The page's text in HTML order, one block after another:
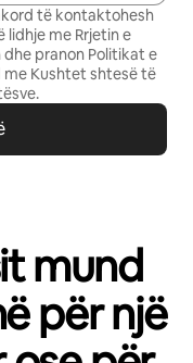
të kontaktohesh
lidhje me Rrjetin e
pranon Politikat e
me Kushtet shtesë të
.
mund
për një